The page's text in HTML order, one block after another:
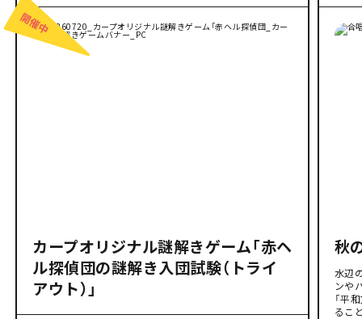
カープオリジナル謎解きゲーム「赤ヘ
ル探偵団の謎解き入団試験（トライ
アウト）」
秋
水辺
ンや
「平
るこ